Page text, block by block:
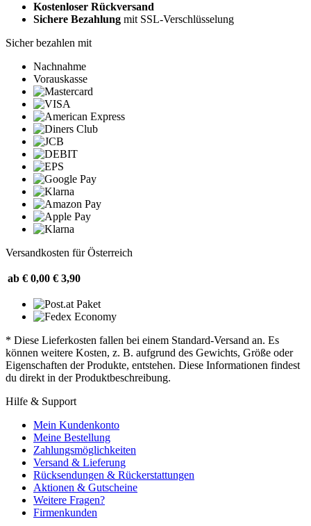
Kostenloser Rückversand
Sichere Bezahlung mit SSL-Verschlüsselung
Sicher bezahlen mit
Nachnahme
Vorauskasse
Versandkosten für Österreich
ab € 0,00 € 3,90
* Diese Lieferkosten fallen bei einem Standard-Versand an. Es
können weitere Kosten, z. B. aufgrund des Gewichts, Größe oder
Eigenschaften der Produkte, entstehen. Diese Informationen findest
du direkt in der Produktbeschreibung.
Hilfe & Support
Mein Kundenkonto
Meine Bestellung
Zahlungsmöglichkeiten
Versand & Lieferung
Rücksendungen & Rückerstattungen
Aktionen & Gutscheine
Weitere Fragen?
Firmenkunden